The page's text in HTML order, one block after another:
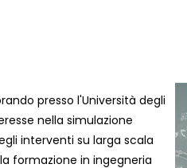
presso l'Università degli
nella simulazione
interventi su larga scala
formazione in ingegneria